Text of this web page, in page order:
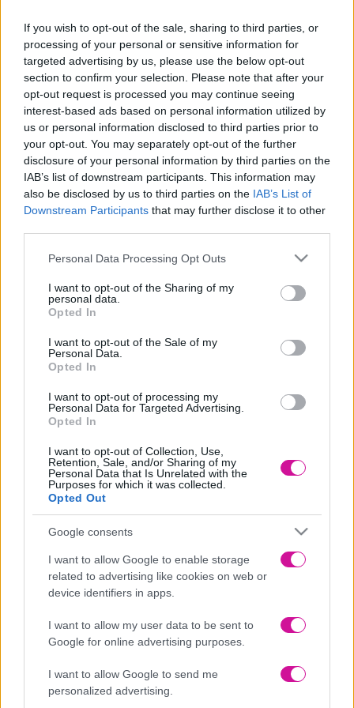
If you wish to opt-out of the sale, sharing to third parties, or
processing of your personal or sensitive information for
targeted advertising by us, please use the below opt-out
section to confirm your selection. Please note that after your
opt-out request is processed you may continue seeing
interest-based ads based on personal information utilized by
us or personal information disclosed to third parties prior to
your opt-out. You may separately opt-out of the further
disclosure of your personal information by third parties on the
IAB’s list of downstream participants. This information may
also be disclosed by us to third parties on the IAB’s List of
Downstream Participants that may further disclose it to other
Please note that this website/app uses one or more Google
not limited to your visit or usage behaviour. You may click to
grant or deny consent to Google and its third-party tags to
use your data for below specified purposes in below Google
consent section.
Personal Data Processing Opt Outs
I want to opt-out of the Sharing of my
personal data.
Opted In
I want to opt-out of the Sale of my
Personal Data.
Opted In
I want to opt-out of processing my
Personal Data for Targeted Advertising.
Opted In
I want to opt-out of Collection, Use,
Retention, Sale, and/or Sharing of my
Personal Data that Is Unrelated with the
Purposes for which it was collected.
Opted Out
Google consents
I want to allow Google to enable storage
related to advertising like cookies on web or
device identifiers in apps.
I want to allow my user data to be sent to
Google for online advertising purposes.
I want to allow Google to send me
personalized advertising.
Για το πασπάλισμα
Μέλι
Εκτέλεση
Σε ένα μπολ ρίχνουμε το γιαούρτι και το νερό και ανακατεύουμε
καλά. Προσθέτουμε το αλάτι, το μπέικεν, το αλεύρι γ.ο.χ, το τυρί
φέτα και ανακατεύουμε καλά μέχρι να γίνει μια ομοιόμορφη ζύμη.
Χωρίζουμε την ζύμη σε 9 κομμάτια των 100 γραμμαρίων.
Βάζουμε ηλιέλαιο σε ένα βαθύ τηγάνι και το αφήνουμε να κάψει.
Ανοίγουμε με τον πλάστη τις πίτες , χαμηλώνουμε την φωτιά και
τηγανίζουμε σε μέτρια φωτιά μέχρι να ροδίσουν. Τις φτιάχνουμε
Πασπαλίζουμε μέλι και οι πιτούλες με το τυρί είναι έτοιμες να τις
Πανεύκολες και πεντανόστιμες για όλες τις ώρες!!
Καλή σας επιτυχία!!’